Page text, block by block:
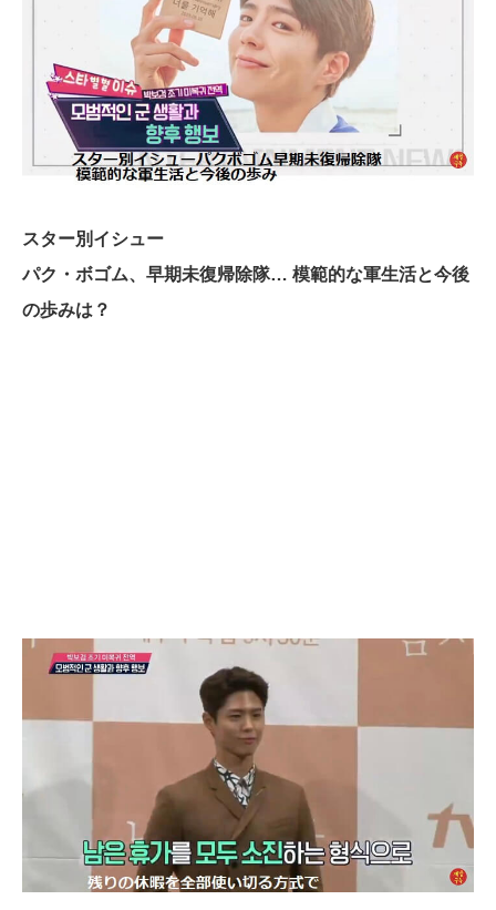
スター別イシュー
パク・ボゴム、早期未復帰除隊… 模範的な軍生活と今後
の歩みは？